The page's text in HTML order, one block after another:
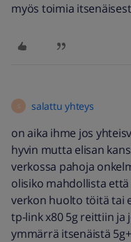
myös toimia
S salattu yhteys
on aika ihme jos
hyvin mutta elisan
verkossa pahoja
olisiko mahdollista
verkon huolto töitä tai
tp-link x80 5g reittiin ja
ymmärrä itsenäistä